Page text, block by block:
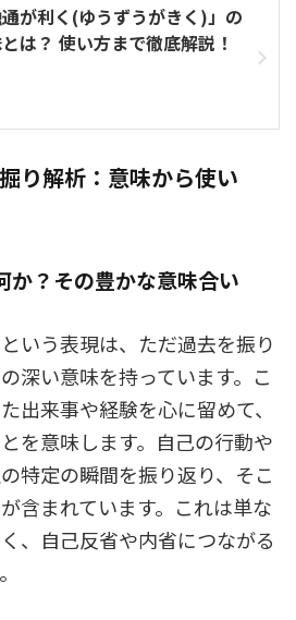
通が利く(ゆうずうがきく)」の
は？ 使い方まで徹底解説！
り解析：意味から使い
か？その豊かな意味合い
いう表現は、ただ過去を振り
深い意味を持っています。こ
出来事や経験を心に留めて、
を意味します。自己の行動や
特定の瞬間を振り返り、そこ
含まれています。これは単な
、自己反省や内省につながる